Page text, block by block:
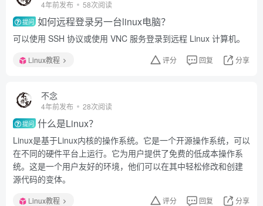
4年前发布 58次阅读
提问 如何远程登录另一台linux电脑？
可以使用 SSH 协议或使用 VNC 服务登录到远程 Linux 计算机。
Linux教程 评分 回复 分享
不念
4年前发布 28次阅读
提问 什么是Linux？
Linux是基于Linux内核的操作系统。它是一个开源操作系统，可以
在不同的硬件平台上运行。它为用户提供了免费的低成本操作系
统。这是一个用户友好的环境，他们可以在其中轻松修改和创建
源代码的变体。
Linux教程 评分 回复 分享